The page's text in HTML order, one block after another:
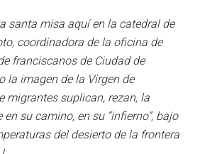
santa misa aquí en la catedral de
coordinadora de la oficina de
franciscanos de Ciudad de
la imagen de la Virgen de
migrantes suplican, rezan, la
en su camino, en su “infierno”, bajo
del desierto de la frontera